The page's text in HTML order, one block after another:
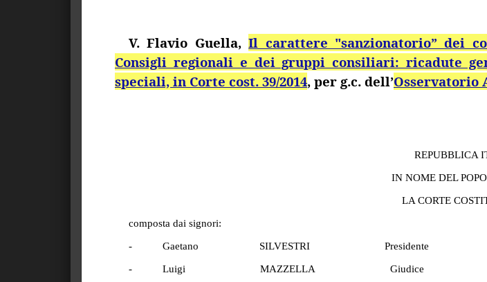
V. Flavio Guella,Il carattere "sanzionatorio” dei
Consigli regionali e dei gruppi consiliari: ricadute
speciali, in Corte cost. 39/2014, per g.c. dell’Osservatorio
REPUBBLICA
IN NOME DEL
LA CORTE
composta dai signori:
- Gaetano SILVESTRI Presidente
- Luigi MAZZELLA Giudice